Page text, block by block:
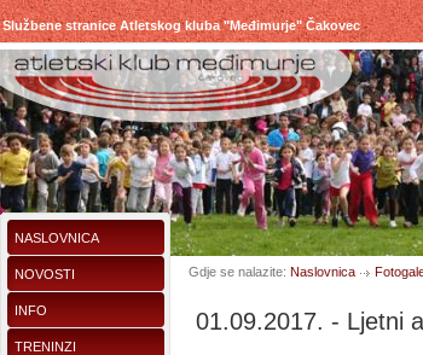
Službene stranice Atletskog kluba "Međimurje" Čakovec
NASLOVNICA
NOVOSTI
INFO
TRENINZI
Gdje se nalazite: Naslovnica
01.09.2017. - Ljetni